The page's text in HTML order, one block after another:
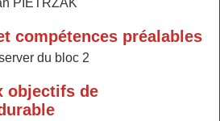
PIETRZAK
compétences préalables
du bloc 2
objectifs de